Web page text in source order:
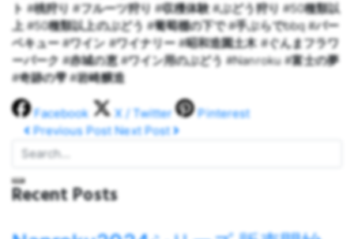
ト #桃狩り #フルーツ狩り #収穫体験#ぶどう狩り #50種類以
上#50種類以上のぶどう #葡萄棚の下で#手ぶらでbbq #バー
ベキュー#ワイン #ワイナリー#昭和造園土木 #ぐんまフラワ
ーパーク #赤城の恵 #ワイン用のぶどう #Nanroku #富士の夢
#奇跡の雫#岩崎醸造
Facebook X / Twitter
Pinterest
Previous PostNext Post
Recent Posts